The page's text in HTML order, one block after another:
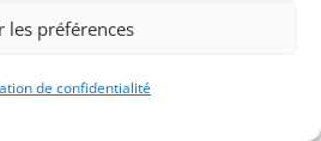
les préférences
de confidentialité